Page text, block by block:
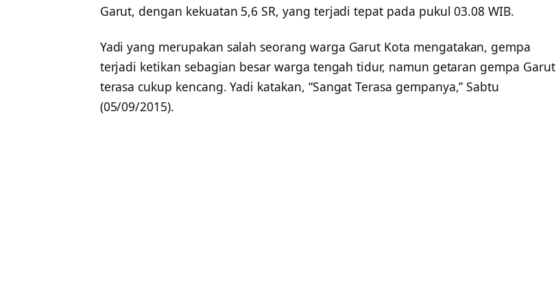
Garut, dengan kekuatan 5,6 SR, yang terjadi tepat pada pukul 03.08 WIB.
Yadi yang merupakan salah seorang warga Garut Kota mengatakan, gempa
terjadi ketikan sebagian besar warga tengah tidur, namun getaran gempa Garut
terasa cukup kencang. Yadi katakan, “Sangat Terasa gempanya,” Sabtu
(05/09/2015).